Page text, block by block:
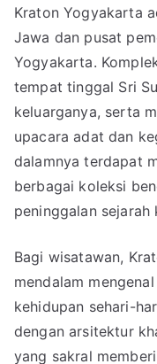
Kraton Yogyakarta
Jawa dan pusat
Yogyakarta.
tempat tinggal Sri
keluarganya, serta
upacara adat dan
dalamnya terdapat
berbagai koleksi
peninggalan sejarah
Bagi wisatawan,
mendalam
kehidupan sehari-
dengan arsitektur
yang sakral